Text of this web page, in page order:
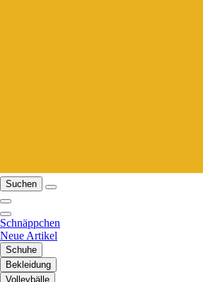
Suchen
Schnäppchen
Neue Artikel
Schuhe
Bekleidung
Volleybälle